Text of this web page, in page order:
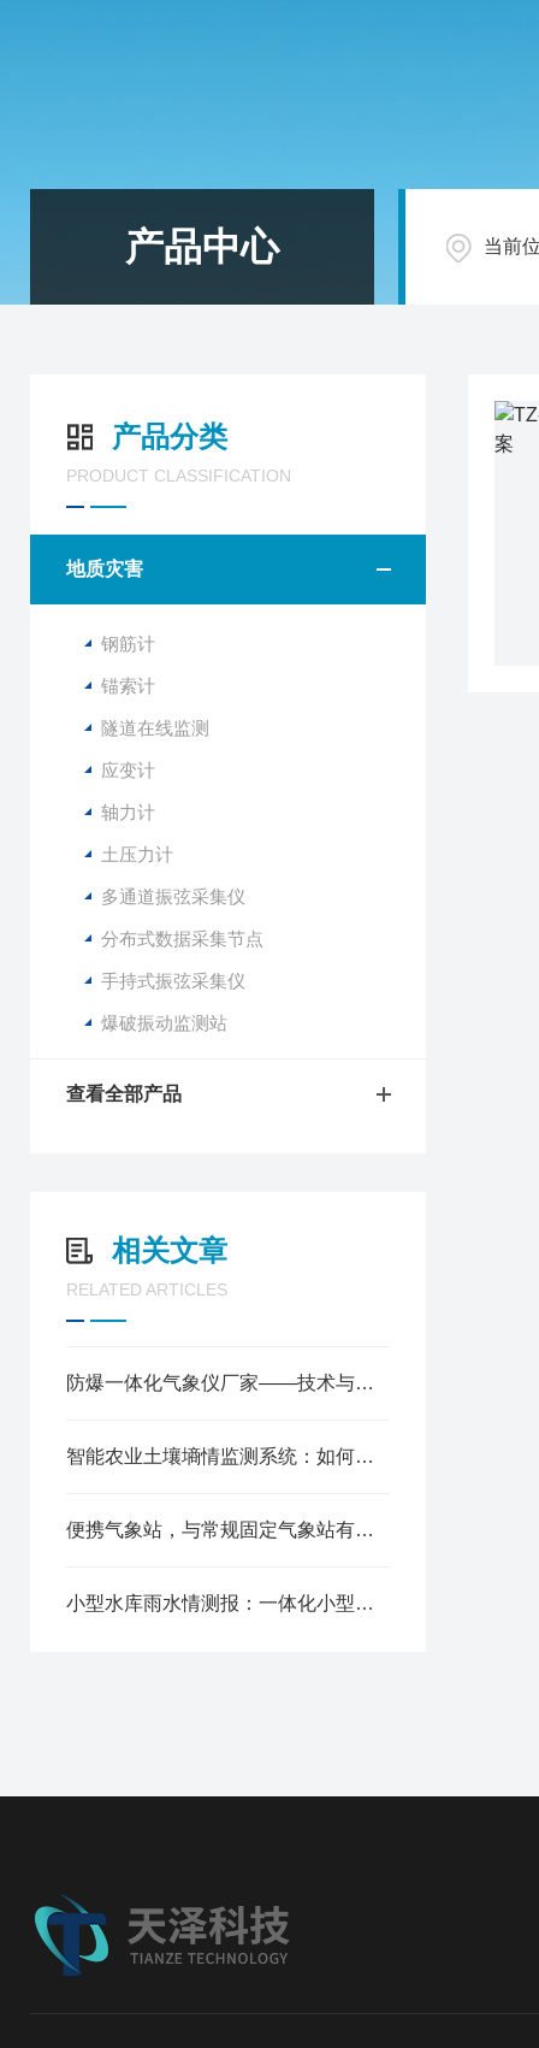
产品中心 当前
产品分类
PRODUCT CLASSIFICATION
地质灾害
钢筋计
锚索计
隧道在线监测
应变计
轴力计
土压力计
多通道振弦采集仪
分布式数据采集节点
手持式振弦采集仪
爆破振动监测站
查看全部产品
相关文章
RELATED ARTICLES
防爆一体化气象仪厂家——技术与服务的双重保障
智能农业土壤墒情监测系统：如何通过实时监测与数据分析保障土壤健康
便携气象站，与常规固定气象站有何核心差异?
小型水库雨水情测报：一体化小型站点，库区狭小场地也可落地布设